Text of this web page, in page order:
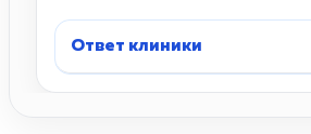
Ответ клиники